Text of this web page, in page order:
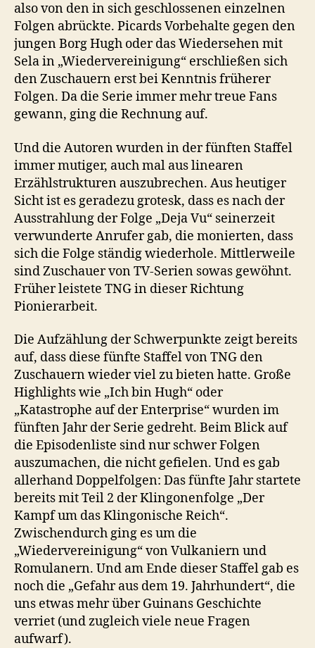
also von den in sich geschlossenen einzelnen
Folgen abrückte. Picards Vorbehalte gegen den
jungen Borg Hugh oder das Wiedersehen mit
Sela in „Wiedervereinigung“ erschließen sich
den Zuschauern erst bei Kenntnis früherer
Folgen. Da die Serie immer mehr treue Fans
gewann, ging die Rechnung auf.
Und die Autoren wurden in der fünften Staffel
immer mutiger, auch mal aus linearen
Erzählstrukturen auszubrechen. Aus heutiger
Sicht ist es geradezu grotesk, dass es nach der
Ausstrahlung der Folge „Deja Vu“ seinerzeit
verwunderte Anrufer gab, die monierten, dass
sich die Folge ständig wiederhole. Mittlerweile
sind Zuschauer von TV-Serien sowas gewöhnt.
Früher leistete TNG in dieser Richtung
Pionierarbeit.
Die Aufzählung der Schwerpunkte zeigt bereits
auf, dass diese fünfte Staffel von TNG den
Zuschauern wieder viel zu bieten hatte. Große
Highlights wie „Ich bin Hugh“ oder
„Katastrophe auf der Enterprise“ wurden im
fünften Jahr der Serie gedreht. Beim Blick auf
die Episodenliste sind nur schwer Folgen
auszumachen, die nicht gefielen. Und es gab
allerhand Doppelfolgen: Das fünfte Jahr startete
bereits mit Teil 2 der Klingonenfolge „Der
Kampf um das Klingonische Reich“.
Zwischendurch ging es um die
„Wiedervereinigung“ von Vulkaniern und
Romulanern. Und am Ende dieser Staffel gab es
noch die „Gefahr aus dem 19. Jahrhundert“, die
uns etwas mehr über Guinans Geschichte
verriet (und zugleich viele neue Fragen
aufwarf).